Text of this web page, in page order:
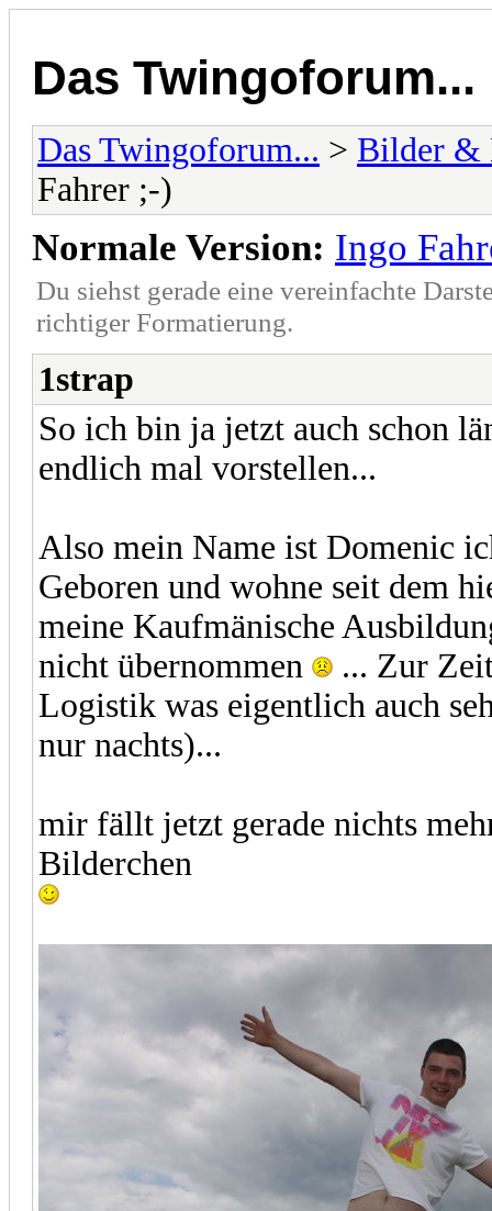
Das Twingoforum...
Das Twingoforum... > Bilder &
Fahrer ;-)
Normale Version: Ingo
Du siehst gerade eine vereinfachte
richtiger Formatierung.
1strap
So ich bin ja jetzt auch schon
endlich mal vorstellen...
Also mein Name ist Domenic
Geboren und wohne seit dem
meine Kaufmänische
nicht übernommen
... Zur
Logistik was eigentlich auch
nur nachts)...
mir fällt jetzt gerade nichts
Bilderchen